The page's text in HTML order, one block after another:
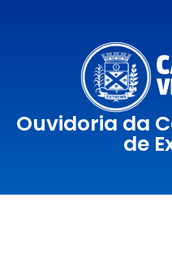
Ouvidoria da
de